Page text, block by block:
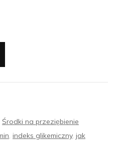
Środki na przeziębienie
, indeks glikemiczny, jak